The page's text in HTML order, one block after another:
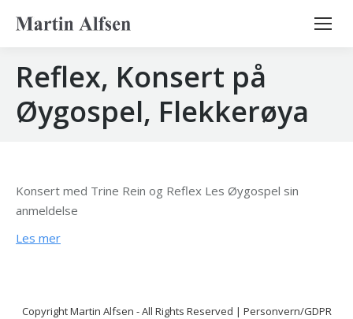
Search:
Reflex, Konsert på
Øygospel, Flekkerøya
Konsert med Trine Rein og Reflex Les Øygospel sin
anmeldelse
Les mer
CopyrightMartin Alfsen - All Rights Reserved | Personvern/GDPR